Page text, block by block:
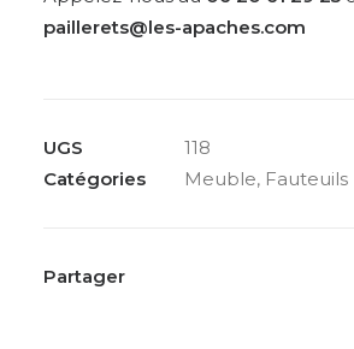
modernistes
Parent,
vers
paillerets@les-apaches.com
UGS
118
Catégories
Meuble, Fauteuils
Partager